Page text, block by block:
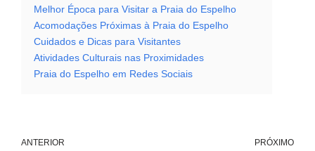
Melhor Época para Visitar a Praia do Espelho
Acomodações Próximas à Praia do Espelho
Cuidados e Dicas para Visitantes
Atividades Culturais nas Proximidades
Praia do Espelho em Redes Sociais
ANTERIOR PRÓXIMO